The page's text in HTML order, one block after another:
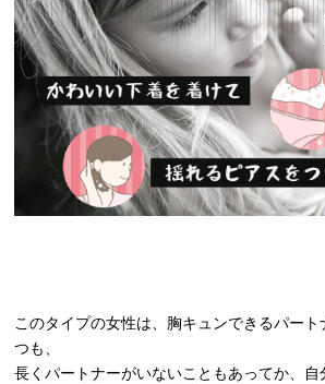
このタイプの女性は、胸キュンできるパー
つも、
長くパートナーがいないこともあってか、自